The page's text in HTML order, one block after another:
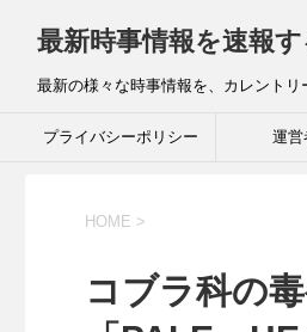
最新時事情報を速報
最新の様々な時事情報を、カレントリ
プライバシーポリシー 運営
HOME >
コブラ科の